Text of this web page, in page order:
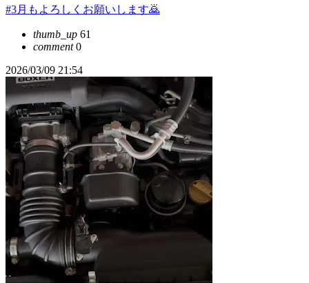
#3月もよろしくお願いします🙇
thumb_up 61
comment0
2026/03/09 21:54